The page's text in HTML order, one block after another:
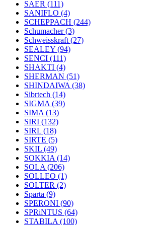
SAER (111)
SANIFLO (4)
SCHEPPACH (244)
Schumacher(3)
Schweisskraft (27)
SEALEY (94)
SENCI (111)
SHAKTI (4)
SHERMAN (51)
SHINDAIWA (38)
Sibrtech (14)
SIGMA (39)
SIMA (13)
SIRI (132)
SIRL (18)
SIRTE (5)
SKIL (49)
SOKKIA (14)
SOLA (206)
SOLLEO (1)
SOLTER (2)
Sparta (9)
SPERONI (90)
SPRiNTUS (64)
STABILA (100)